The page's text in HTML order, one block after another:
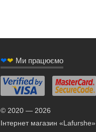
❤❤ Ми працюємо
© 2020 — 2026
Інтернет магазин «Lafurshe»